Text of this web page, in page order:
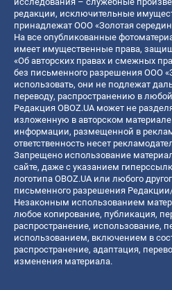
редакции, исключительные
принадлежат ООО «Золотая
На все опубликованные
имеет имущественные права,
«Об авторских правах и смежных
без письменного разрешения ООО
использовать, они не подлежат
переводу, распространению в
Редакция OBOZ.UA может не
изложенную в авторском
информации, размещенной в
ответственность несет
Запрещено использование
сайте, даже с указанием
логотипа OBOZ.UA или любого
письменного разрешения
Незаконным использованием
любое копирование, публикация,
распространение, использование,
использованием, включением в
распространение, адаптация,
изменения материала.